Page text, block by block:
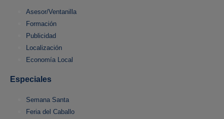
Asesor/Ventanilla
Formación
Publicidad
Localización
Economía Local
Especiales
Semana Santa
Feria del Caballo